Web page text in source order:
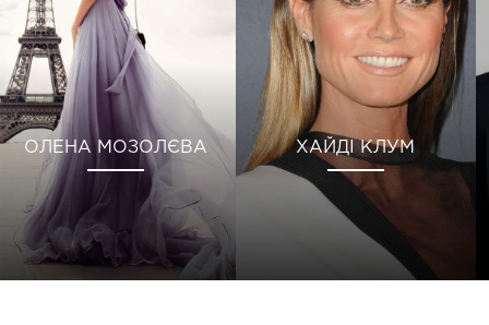
ОЛЕНА МОЗОЛЄВА ХАЙДІ КЛУМ